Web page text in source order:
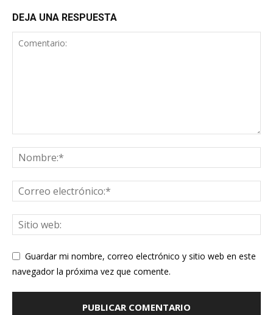
DEJA UNA RESPUESTA
Guardar mi nombre, correo electrónico y sitio web en este
navegador la próxima vez que comente.